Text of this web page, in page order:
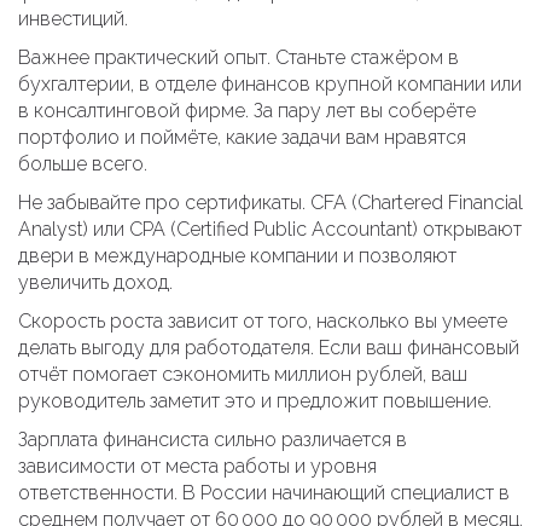
инвестиций.
Важнее практический опыт. Станьте стажёром в
бухгалтерии, в отделе финансов крупной компании или
в консалтинговой фирме. За пару лет вы соберёте
портфолио и поймёте, какие задачи вам нравятся
больше всего.
Не забывайте про сертификаты. CFA (Chartered Financial
Analyst) или CPA (Certified Public Accountant) открывают
двери в международные компании и позволяют
увеличить доход.
Скорость роста зависит от того, насколько вы умеете
делать выгоду для работодателя. Если ваш финансовый
отчёт помогает сэкономить миллион рублей, ваш
руководитель заметит это и предложит повышение.
Зарплата финансиста сильно различается в
зависимости от места работы и уровня
ответственности. В России начинающий специалист в
среднем получает от 60 000 до 90 000 рублей в месяц.